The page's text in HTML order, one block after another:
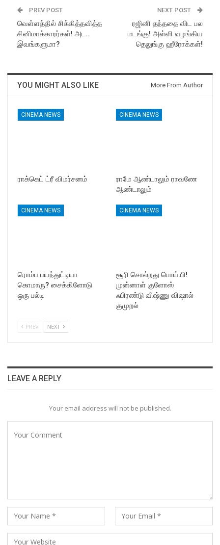
PREV POST
வெள்ளத்தில் சிக்கித்தவித்த
சினிமாக்காரர்கள்! அட..
இவங்களுமா?
NEXT POST
ரஜினி தந்ததை விட பல
மடங்கு! அள்ளி வழங்கிய
தெலுங்கு ஹீரோக்கள்!
YOU MIGHT ALSO LIKE More From Author
CINEMA NEWS
ராக்கெட் ட்ரீ விமர்சனம்
CINEMA NEWS
ராமே ஆண்டாலும் ராவணே
ஆண்டாலும்
CINEMA NEWS
ரொம்ப பயந்துட்டியா
கொமாரு? சைக்கிளோடு
ஒரு பல்டி
CINEMA NEWS
சூரி சொல்றது பொய்யி!
முன்னாள் குளோஸ்
ஃபிரண்டு விஷ்ணு விஷால்
குமுறல்
PREV NEXT
LEAVE A REPLY
Your email address will not be published.